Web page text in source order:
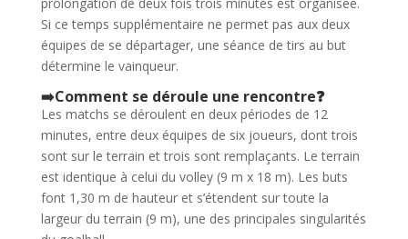
Si ce temps supplémentaire ne permet pas aux deux
équipes de se départager, une séance de tirs au but
détermine le vainqueur.
➡️Comment se déroule une rencontre❓
Les matchs se déroulent en deux périodes de 12
minutes, entre deux équipes de six joueurs, dont trois
sont sur le terrain et trois sont remplaçants. Le terrain
est identique à celui du volley (9 m x 18 m). Les buts
font 1,30 m de hauteur et s’étendent sur toute la
largeur du terrain (9 m), une des principales singularités